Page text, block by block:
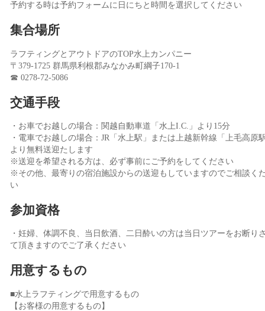
予約する時は予約フォームに日にちと時間を選択してください
集合場所
ラフティングとアウトドアのTOP水上カンパニー
〒379-1725 群馬県利根郡みなかみ町綱子170-1
☎ 0278-72-5086
交通手段
・お車でお越しの場合：関越自動車道「水上I.C.」より15分
・電車でお越しの場合：JR「水上駅」または上越新幹線「上毛高原
より無料送迎たします
※送迎を希望される方は、必ず事前にご予約をしてください
※その他、最寄りの宿泊施設からの送迎もしていますのでご相談く
い
参加資格
・妊婦、体調不良、当日飲酒、二日酔いの方は当日ツアーをお断り
て頂きますのでご了承ください
用意するもの
■水上ラフティングで用意するもの
【お客様の用意するもの】